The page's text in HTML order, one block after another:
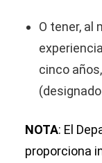
O tener, al
cinco
NOTA: El
proporciona